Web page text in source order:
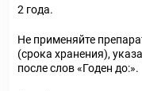
2 года.
Не применяйте
(срока хранения),
после слов «Годен до:».